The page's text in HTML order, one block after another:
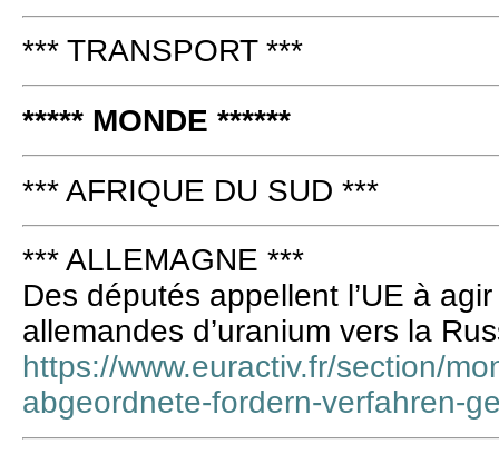
*** TRANSPORT ***
***** MONDE ******
*** AFRIQUE DU SUD ***
*** ALLEMAGNE ***
Des députés appellent l’UE à
allemandes d’uranium vers la
https://www.euractiv.fr/section/
abgeordnete-fordern-verfahren-